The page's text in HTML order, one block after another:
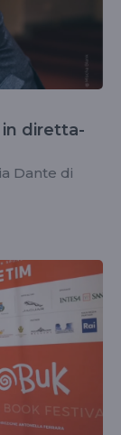
in diretta-
Dante di